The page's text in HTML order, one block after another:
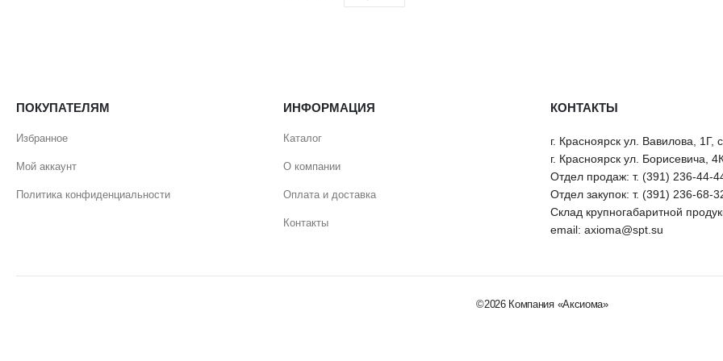
Преимуществом этого очистителя
совместимости с пластиковыми
Способ применения
Космофен 20 рекомендуется
Необходимо применять салфетку,
Следует учитывать, что данный
ПОКУПАТЕЛЯМ
Избранное
Мой аккаунт
Политика конфиденциальности
ИНФОРМАЦИЯ
Каталог
О компании
Оплата и доставка
Контакты
КОНТАКТЫ
г. Красноярск ул. Вавилова,
г. Красноярск ул. Борисевича,
Отдел продаж: т. (391) 236-44-
Отдел закупок: т. (391) 236-68-
Склад крупногабаритной
email: axioma@spt.su
©2026 Компания «Аксиома»